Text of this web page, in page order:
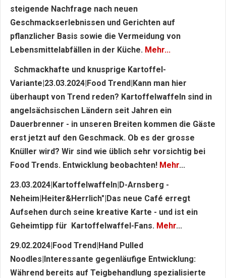
steigende Nachfrage nach neuen
Geschmackserlebnissen und Gerichten auf
pflanzlicher Basis sowie die Vermeidung von
Lebensmittelabfällen in der Küche. Mehr...
Schmackhafte und knusprige Kartoffel-
Variante|23.03.2024|Food Trend|Kann man hier
überhaupt von Trend reden? Kartoffelwaffeln sind in
angelsächsischen Ländern seit Jahren ein
Dauerbrenner - in unseren Breiten kommen die Gäste
erst jetzt auf den Geschmack. Ob es der grosse
Knüller wird? Wir sind wie üblich sehr vorsichtig bei
Food Trends. Entwicklung beobachten! Mehr...
23.03.2024|Kartoffelwaffeln|D-Arnsberg -
Neheim|Heiter&Herrlich"|Das neue Café erregt
Aufsehen durch seine kreative Karte - und ist ein
Geheimtipp für Kartoffelwaffel-Fans. Mehr...
29.02.2024|Food Trend|Hand Pulled
Noodles|Interessante gegenläufige Entwicklung:
Während bereits auf Teigbehandlung spezialisierte